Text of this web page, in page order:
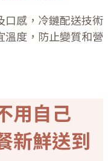
口感，冷鏈配送技術
溫度，防止變質和營
用自己
新鮮送到